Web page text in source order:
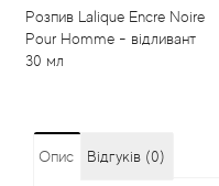
Розпив Lalique Encre Noire
Pour Homme - відливант
30 мл
Опис Відгуків (0)